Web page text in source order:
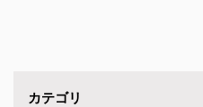
カテゴリ